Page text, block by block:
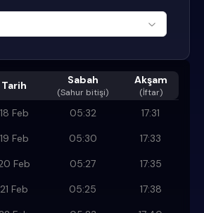
Tarih Sabah
(Sahur bitişi)
Akşam
(İftar)
18 Feb 05:32
17:31
19 Feb 05:30
17:33
Feb 05:27
17:35
21 Feb 05:25
17:38